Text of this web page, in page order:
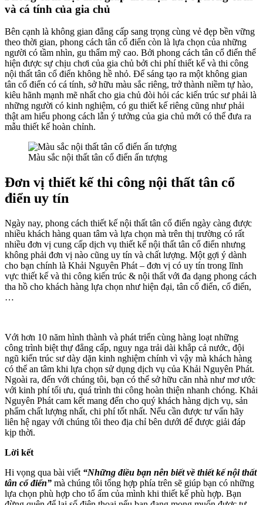
và cá tính của gia chủ
Bên cạnh là không gian đẳng cấp sang trọng cùng vẻ đẹp bền vững
theo thời gian, phong cách tân cổ điển còn là lựa chọn của những
người có tầm nhìn, gu thẩm mỹ cao. Bởi phong cách tân cổ điển thể
hiện được sự chịu chơi của gia chủ bởi chi phí thiết kế và thi công
nội thất tân cổ điển không hề nhỏ. Để sáng tạo ra một không gian
tân cổ điển có cá tính, sở hữu màu sắc riêng, trở thành niềm tự hào,
kiêu hãnh mạnh mẽ nhất cho gia chủ đòi hỏi các kiến trúc sư phải là
những người có kinh nghiệm, có gu thiết kế riêng cũng như phải
thật am hiểu phong cách lẫn ý tưởng của gia chủ mới có thể đưa ra
mẫu thiết kế hoàn chỉnh.
Màu sắc nội thất tân cổ điển ấn tượng
Đơn vị thiết kế thi công nội thất tân cổ
điển uy tín
Ngày nay, phong cách thiết kế nội thất tân cổ điển ngày càng được
nhiều khách hàng quan tâm và lựa chọn mà trên thị trường có rất
nhiều đơn vị cung cấp dịch vụ thiết kế nội thất tân cổ điển nhưng
không phải đơn vị nào cũng uy tín và chất lượng. Một gợi ý dành
cho bạn chính là Khải Nguyên Phát – đơn vị có uy tín trong lĩnh
vực thiết kế và thi công kiến trúc & nội thất với đa dạng phong cách
tha hồ cho khách hàng lựa chọn như hiện đại, tân cổ điển, cổ điển,
…
Với hơn 10 năm hình thành và phát triển cùng hàng loạt những
công trình biệt thự đẳng cấp, nguy nga trải dài khắp cả nước, đội
ngũ kiến trúc sư dày dặn kinh nghiệm chính vì vậy mà khách hàng
có thể an tâm khi lựa chọn sử dụng dịch vụ của Khải Nguyên Phát.
Ngoài ra, đến với chúng tôi, bạn có thể sở hữu căn nhà như mơ ước
với kinh phí tối ưu, quá trình thi công hoàn thiện nhanh chóng. Khải
Nguyên Phát cam kết mang đến cho quý khách hàng dịch vụ, sản
phẩm chất lượng nhất, chi phí tốt nhất. Nếu cần được tư vấn hãy
liên hệ ngay với chúng tôi theo địa chỉ bên dưới để được giải đáp
kịp thời.
Lời kết
Hi vọng qua bài viết “Những điều bạn nên biết về thiết kế nội thất
tân cổ điển” mà chúng tôi tổng hợp phía trên sẽ giúp bạn có những
lựa chọn phù hợp cho tổ ấm của mình khi thiết kế phù hợp. Bạn